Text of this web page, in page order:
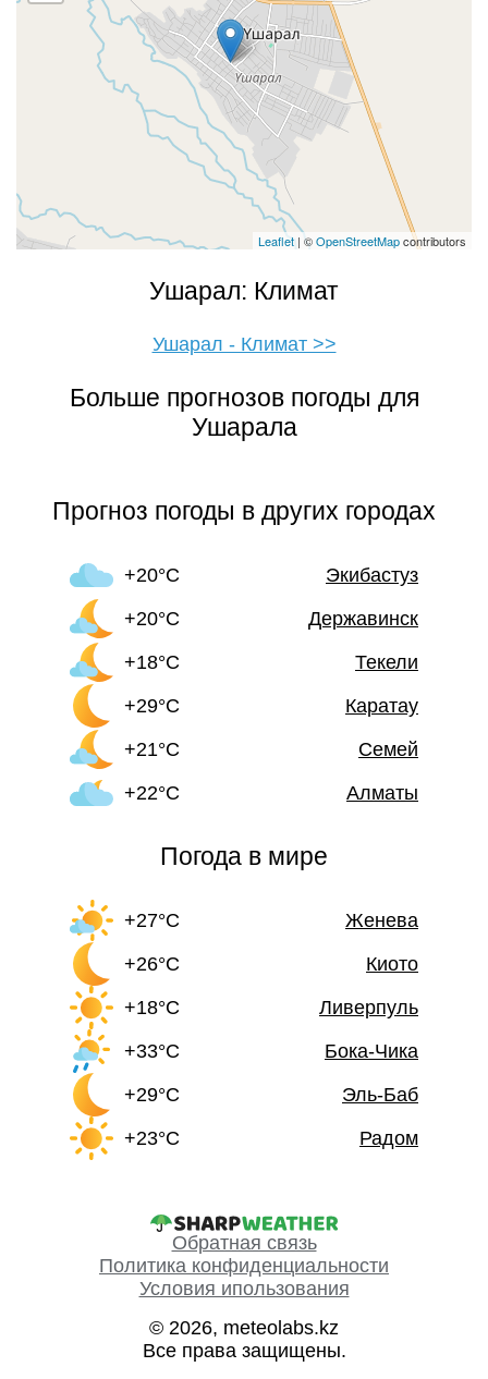
Leaflet | ©OpenStreetMapcontributors
Ушарал: Климат
Ушарал - Климат >>
Больше прогнозов погоды для
Ушарала
Прогноз погоды в других городах
+20°C
Экибастуз
+20°C
Державинск
+18°C
Текели
+29°C
Каратау
+21°C
Семей
+22°C
Алматы
Погода в мире
+27°C
Женева
+26°C
Киото
+18°C
Ливерпуль
+33°C
Бока-Чика
+29°C
Эль-Баб
+23°C
Радом
Обратная связь
Политика конфиденциальности
Условия ипользования
© 2026, meteolabs.kz
Все права защищены.